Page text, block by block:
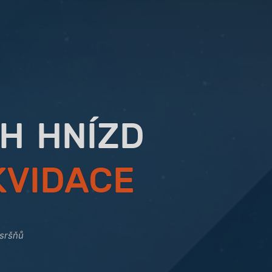
HNÍZD